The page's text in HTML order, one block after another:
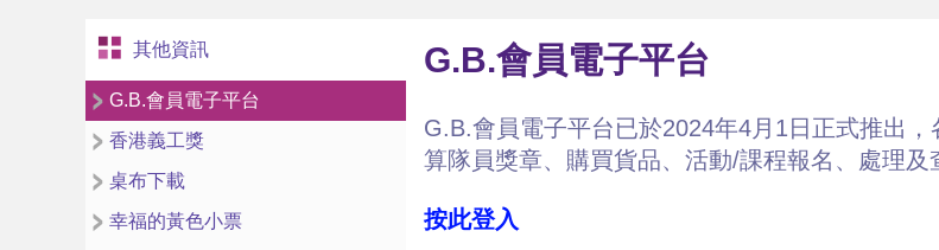
其他資訊
G.B.會員電子平台
香港義工獎
桌布下載
幸福的黃色小票
G.B.會員電子平台
G.B.會員電子平台已於2024年4月1日正式推出
算隊員獎章、購買貨品、活動/課程報名、處理及
按此登入